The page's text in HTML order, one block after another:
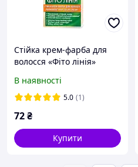
Стійка крем-фарба для
волосся «Фіто лінія»
Скандинавський блонд
В наявності
5.0 (1)
72₴
Купити